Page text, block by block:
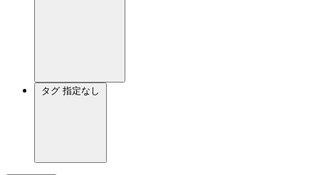
タグ 指定なし